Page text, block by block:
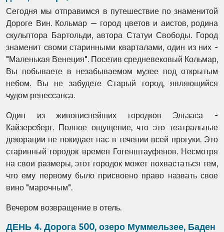
Сегодня мы отправимся в путешествие по знаменитой
Дороге Вин. Кольмар — город цветов и аистов, родина
скульптора Бартольди, автора Статуи Свободы. Город
знаменит своми старинными кварталами, один из них -
"Маленькая Венеция". Посетив средневековый Кольмар,
Вы побываете в незабываемом музее под открытым
небом. Вы не забудете Старый город, являющийся
чудом ренессанса.
Один из живописнейших городков Эльзаса -
Кайзерсберг. Полное ощущение, что это театральные
декорации не покидает нас в течении всей прогуки. Это
старинный городок времен Гогенштауфенов. Несмотря
на свои размеры, этот городок может похвастаться тем,
что ему первому было присвоено право назвать свое
вино "марочным".
Вечером возвращение в отель.
ДЕНЬ 4. Дорога 500, озеро Муммельзее, Баден